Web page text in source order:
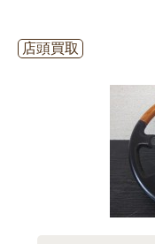
店頭買取